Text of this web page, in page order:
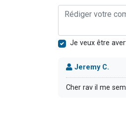
Je veux être
Jeremy C.